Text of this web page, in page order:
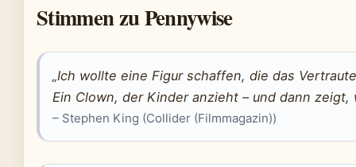
Stimmen zu Pennywise
„Ich wollte eine Figur schaffen, die das
Ein Clown, der Kinder anzieht – und dann zeigt,
– Stephen King (Collider (Filmmagazin))